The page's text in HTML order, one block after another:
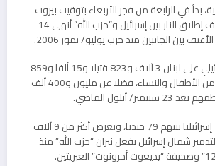
بدأ في الرابعة من فجر الأربعاء بتوقيت بيروت
(2:00 ت.غ) سريان وقف إطلاق النار بين إسرائيل و”حزب الله” أنهى 14
بين الجانبين منذ حرب يوليو/ تموز 2006.
وخلّف العدوان الإسرائيلي على لبنان 3 آلاف و823 قتيلا و15 ألفا و859
جريحا، بينهم عدد كبير من الأطفال والنساء، فضلا عن مليون و400 ألف
أيلول الماضي.
في المقابل، قُتل 124 إسرائيليا بينهم 79 جنديا، وتعرض أكثر من 9 آلاف
لتدمير شمال إسرائيل بفعل نيران “حزب الله” منذ